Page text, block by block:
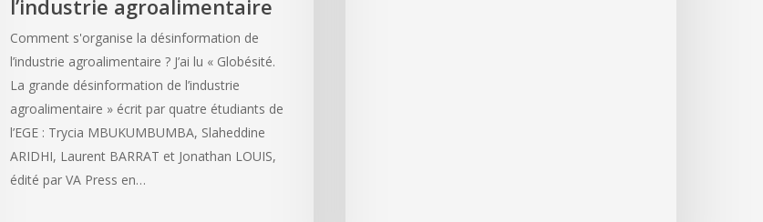
l’industrie agroalimentaire
Comment s'organise la désinformation de
l’industrie agroalimentaire ? J’ai lu « Globésité.
La grande désinformation de l’industrie
agroalimentaire » écrit par quatre étudiants de
l’EGE : Trycia MBUKUMBUMBA, Slaheddine
ARIDHI, Laurent BARRAT et Jonathan LOUIS,
édité par VA Press en…